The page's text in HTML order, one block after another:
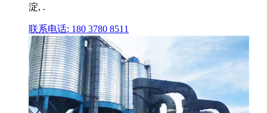
淀, .
联系电话: 180 3780 8511